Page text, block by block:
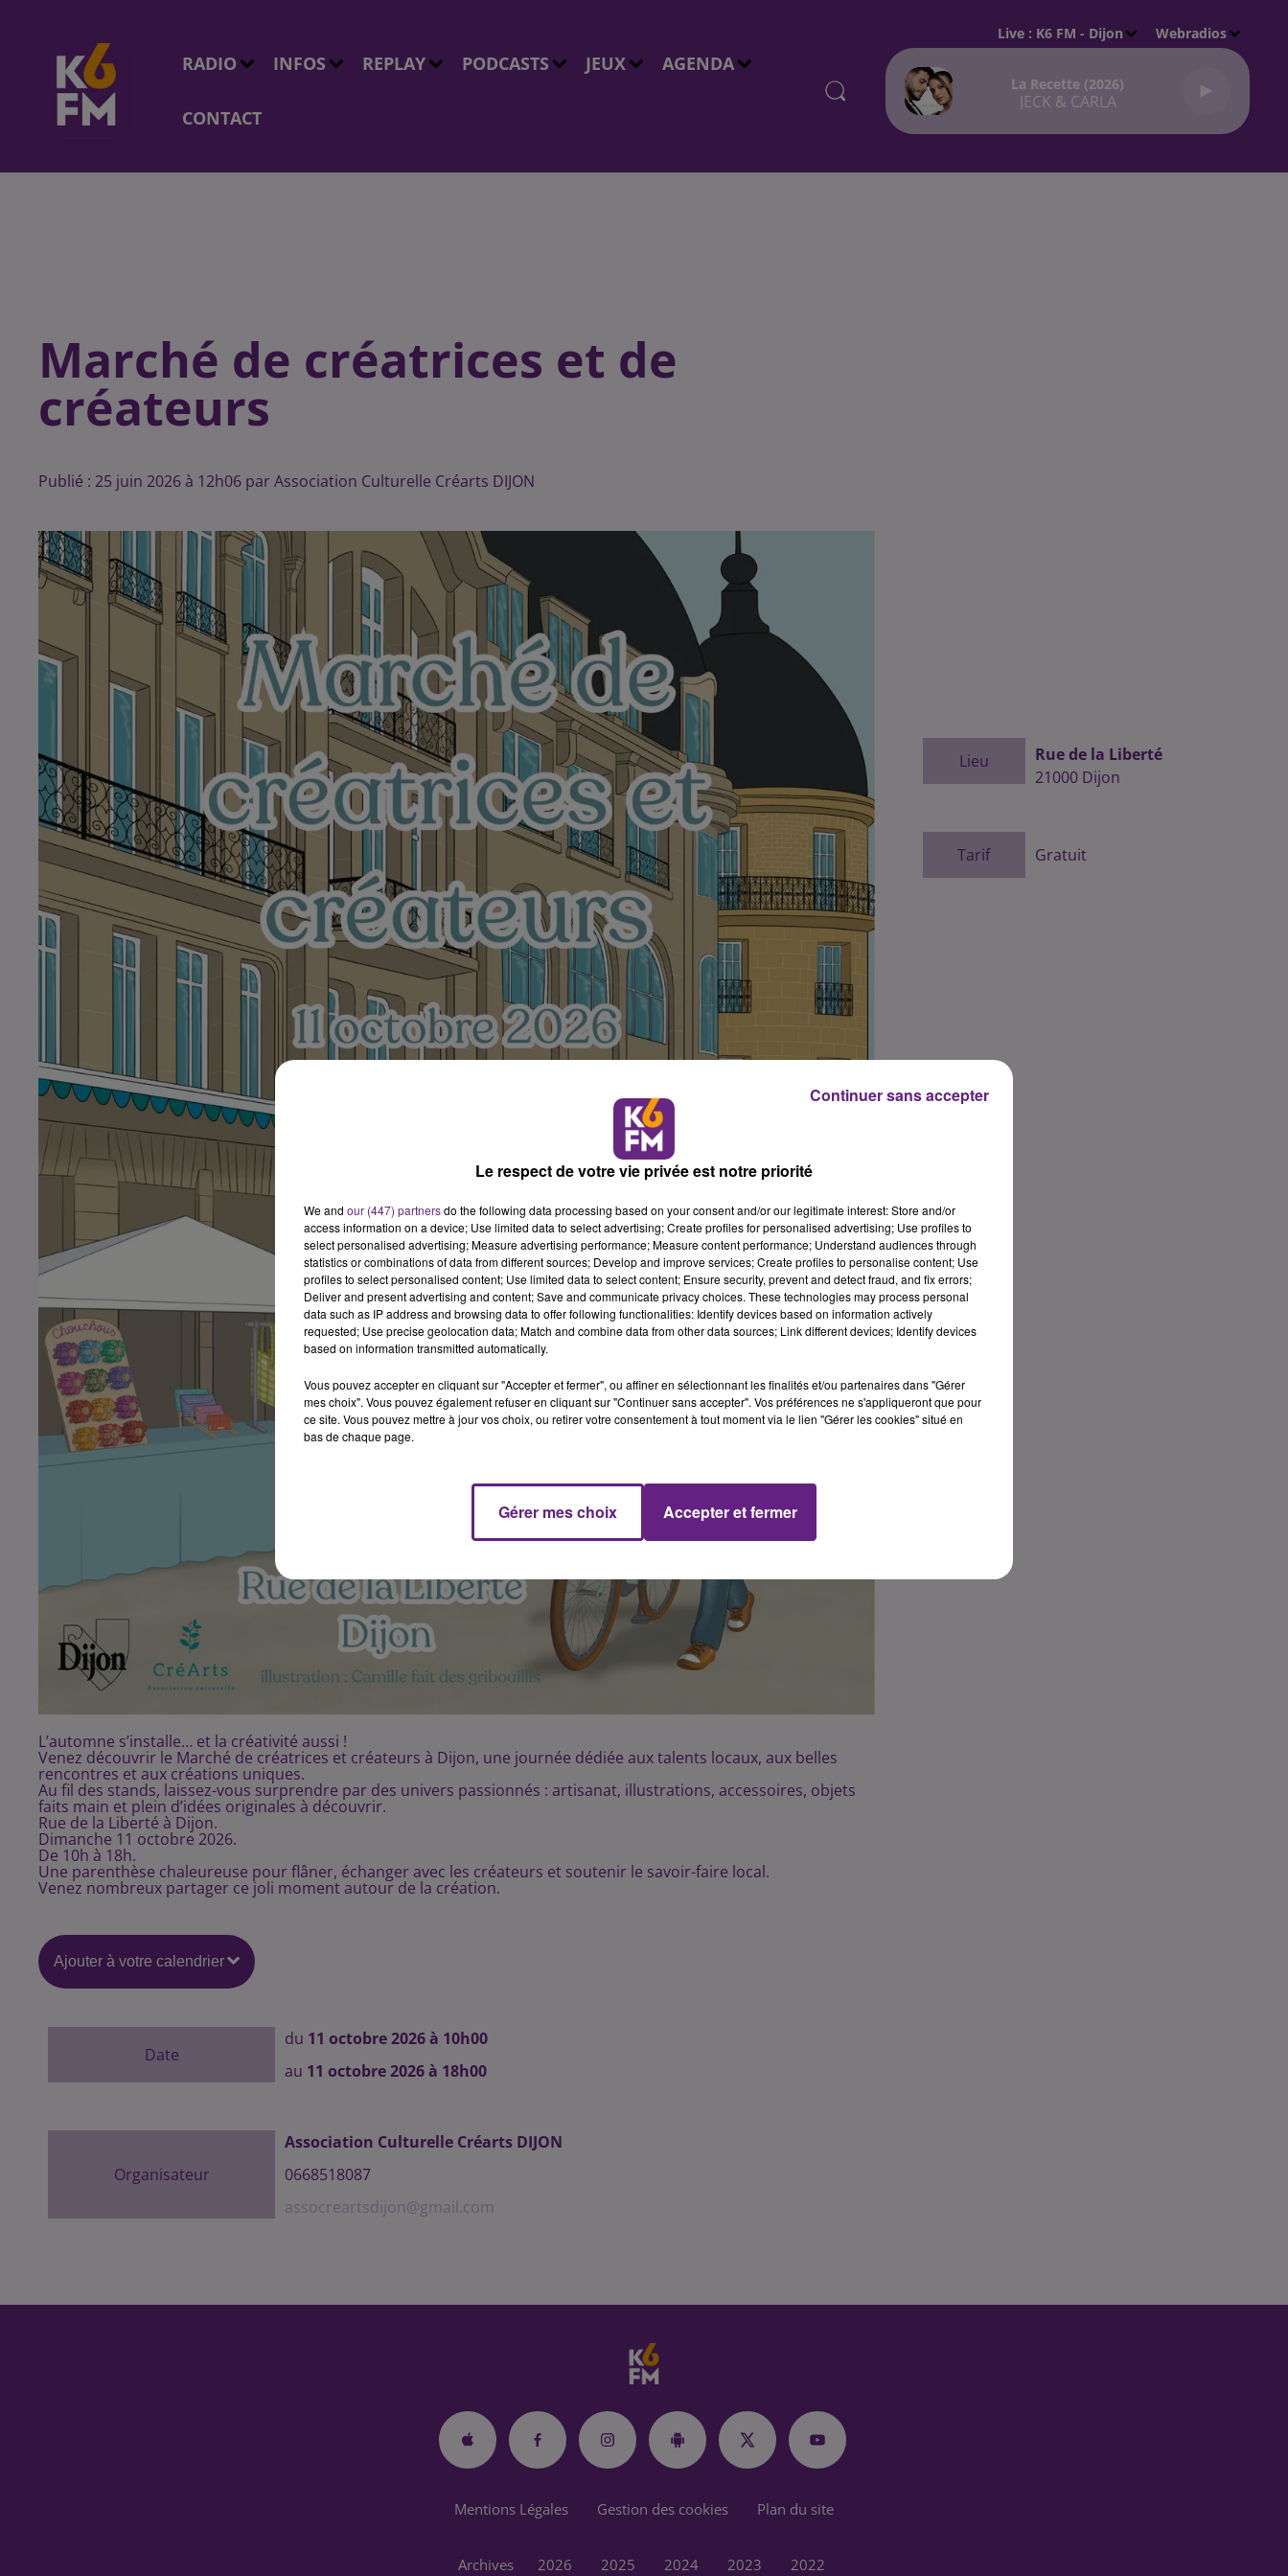
RADIO INFOS REPLAY PODCASTS JEUX AGENDA
CONTACT
Live : K6 FM - Dijon Webradios
La Recette (2026)
JECK & CARLA
Marché de créatrices et de
créateurs
Publié : 25 juin 2026 à 12h06 par Association Culturelle Créarts DIJON
L’automne s’installe… et la créativité aussi !
Venez découvrir le Marché de créatrices et créateurs à Dijon, une journée dédiée aux talents locaux, aux belles
rencontres et aux créations uniques.
Au fil des stands, laissez-vous surprendre par des univers passionnés : artisanat, illustrations, accessoires, objets
faits main et plein d’idées originales à découvrir.
Rue de la Liberté à Dijon.
Dimanche 11 octobre 2026.
De 10h à 18h.
Une parenthèse chaleureuse pour flâner, échanger avec les créateurs et soutenir le savoir-faire local.
Venez nombreux partager ce joli moment autour de la création.
Ajouter à votre calendrier
Date
du 11 octobre 2026 à 10h00
au 11 octobre 2026 à 18h00
Organisateur
Association Culturelle Créarts DIJON
0668518087
assocreartsdijon@gmail.com
Lieu
Rue de la Liberté
21000 Dijon
Tarif Gratuit
Mentions Légales Gestion des cookies Plan du site
Archives 2026 2025 2024 2023 2022
Le respect de votre vie privée est notre priorité
We and our (447) partnersdo the following data processing based on your consent and/or our legitimate interest: Store and/or
access information on a device; Use limited data to select advertising; Create profiles for personalised advertising; Use profiles to
select personalised advertising; Measure advertising performance; Measure content performance; Understand audiences through
statistics or combinations of data from different sources; Develop and improve services; Create profiles to personalise content; Use
profiles to select personalised content; Use limited data to select content; Ensure security, prevent and detect fraud, and fix errors;
Deliver and present advertising and content; Save and communicate privacy choices. These technologies may process personal
data such as IP address and browsing data to offer following functionalities: Identify devices based on information actively
requested; Use precise geolocation data; Match and combine data from other data sources; Link different devices; Identify devices
based on information transmitted automatically.
Vous pouvez accepter en cliquant sur "Accepter et fermer", ou affiner en sélectionnant les finalités et/ou partenaires dans "Gérer
mes choix". Vous pouvez également refuser en cliquant sur "Continuer sans accepter". Vos préférences ne s'appliqueront que pour
ce site. Vous pouvez mettre à jour vos choix, ou retirer votre consentement à tout moment via le lien "Gérer les cookies" situé en
bas de chaque page.
Gérer mes choix Accepter et fermer
Continuer sans accepter